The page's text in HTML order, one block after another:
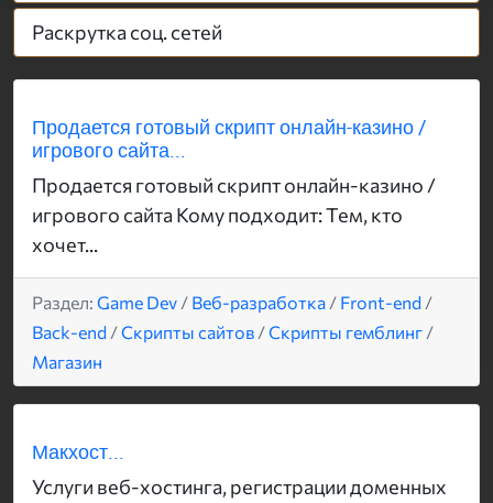
Раскрутка соц. сетей
Продается готовый скрипт онлайн-казино /
игрового сайта...
Продается готовый скрипт онлайн-казино /
игрового сайта Кому подходит: Тем, кто
хочет...
Раздел: Game Dev / Веб-разработка / Front-end /
Back-end /Скрипты сайтов /Скрипты гемблинг /
Магазин
Макхост...
Услуги веб-хостинга, регистрации доменных